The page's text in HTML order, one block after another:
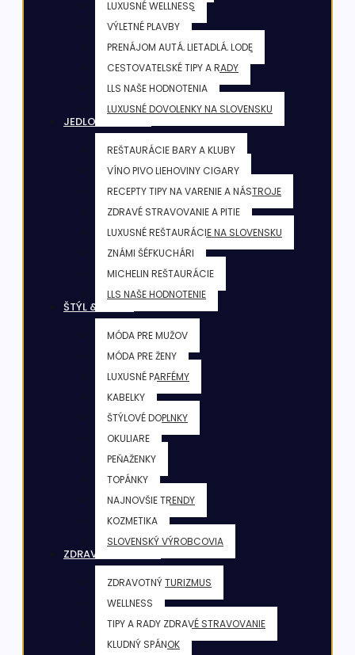
LUXUSNÉ WELLNESS
VÝLETNÉ PLAVBY
PRENÁJOM AUTÁ, LIETADLÁ, LODE
CESTOVATELSKÉ TIPY A RADY
LLS NAŠE HODNOTENIA
LUXUSNÉ DOVOLENKY NA SLOVENSKU
JEDLO & NÁPOJE
REŠTAURÁCIE BARY A KLUBY
VÍNO PIVO LIEHOVINY CIGARY
RECEPTY TIPY NA VARENIE A NÁSTROJE
ZDRAVÉ STRAVOVANIE A PITIE
LUXUSNÉ REŠTAURÁCIE NA SLOVENSKU
ZNÁMI ŠÉFKUCHÁRI
MICHELIN REŠTAURÁCIE
LLS NAŠE HODNOTENIE
ŠTÝL & KRÁSA
MÓDA PRE MUŽOV
MÓDA PRE ŽENY
LUXUSNÉ PARFÉMY
KABELKY
ŠTÝLOVÉ DOPLNKY
OKULIARE
PEŇAŽENKY
TOPÁNKY
NAJNOVŠIE TRENDY
KOZMETIKA
SLOVENSKÝ VÝROBCOVIA
ZDRAVIE & FITNESS
ZDRAVOTNÝ TURIZMUS
WELLNESS
TIPY A RADY ZDRAVÉ STRAVOVANIE
KLUDNÝ SPÁNOK